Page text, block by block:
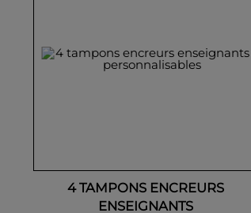
4 TAMPONS ENCREURS
ENSEIGNANTS